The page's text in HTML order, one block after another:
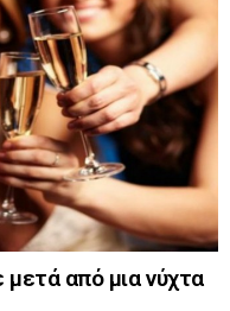
από μια νύχτα